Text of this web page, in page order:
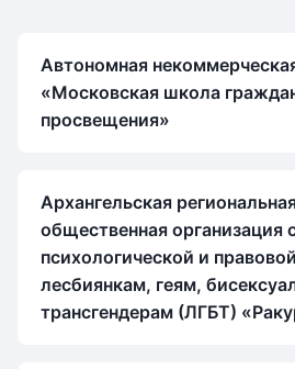
Автономная
«Московская школа
просвещения»
Архангельская
общественная организация
психологической и
лесбиянкам, геям,
трансгендерам (ЛГБТ)